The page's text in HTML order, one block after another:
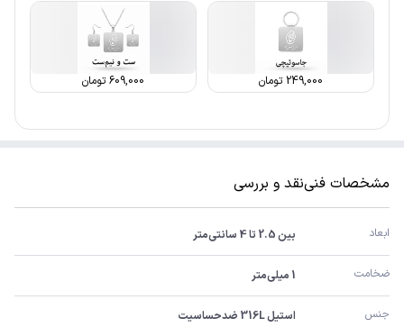
249,000 تومان 609,000تومان
مشخصات فنینقد و بررسی
ابعاد بین 2.5 تا 4 سانتی‌متر
ضخامت 1 میلی‌متر
جنس استیل 316L ضدحساسیت